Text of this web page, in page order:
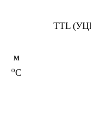
TTL
м
оС